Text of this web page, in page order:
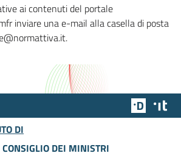
ai contenuti del portale
inviare una e-mail alla casella di posta
Team
DI
DEI MINISTRI